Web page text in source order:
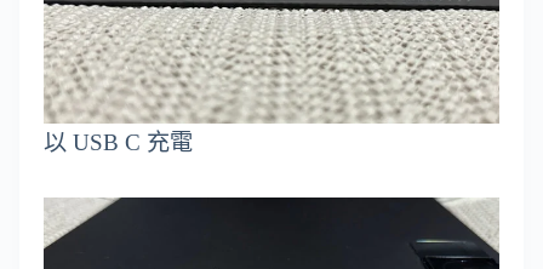
以 USB C 充電